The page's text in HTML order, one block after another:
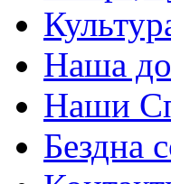
Наша
Наши
Бездна